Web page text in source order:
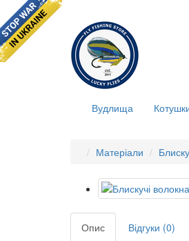
Вудлища
Матеріали
Опис
Відгуки (0)